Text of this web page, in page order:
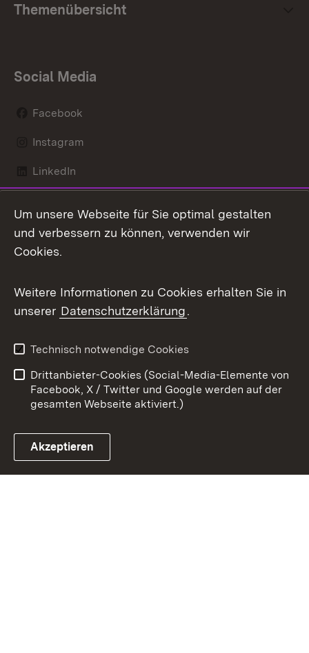
Themenübersicht
Social Media
Facebook
Instagram
LinkedIn
X / Twitter
Youtube
Link zum Landesportal
Kontakt
Datenschutz
Barrierefreiheit
Impressum
Cookies
Um unsere Webseite für Sie optimal gestalten
und verbessern zu können, verwenden wir
Cookies.
Weitere Informationen zu Cookies erhalten Sie in
unserer Datenschutzerklärung.
Technisch notwendige Cookies
Drittanbieter-Cookies (Social-Media-Elemente von
Facebook, X / Twitter und Google werden auf der
gesamten Webseite aktiviert.)
Akzeptieren